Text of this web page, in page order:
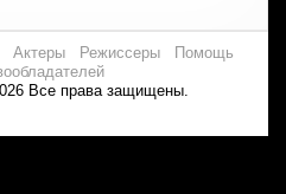
Актеры Режиссеры
Помощь
Все права защищены.